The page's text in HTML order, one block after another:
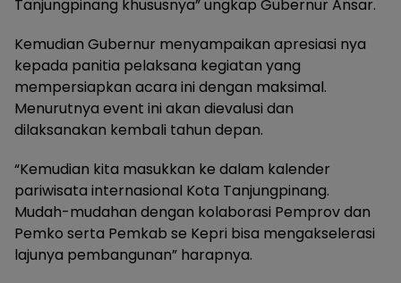
Tanjungpinang khususnya” ungkap Gubernur Ansar.
Kemudian Gubernur menyampaikan apresiasi nya
kepada panitia pelaksana kegiatan yang
mempersiapkan acara ini dengan maksimal.
Menurutnya event ini akan dievalusi dan
dilaksanakan kembali tahun depan.
“Kemudian kita masukkan ke dalam kalender
pariwisata internasional Kota Tanjungpinang.
Mudah-mudahan dengan kolaborasi Pemprov dan
Pemko serta Pemkab se Kepri bisa mengakselerasi
lajunya pembangunan” harapnya.